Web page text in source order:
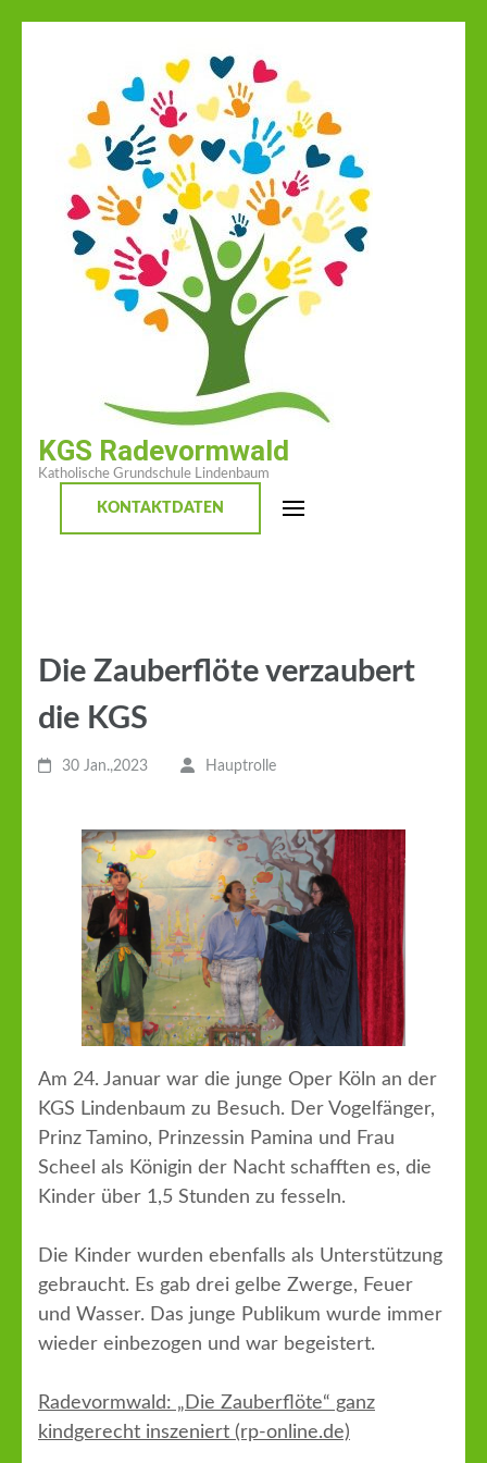
drücken)
KGS Radevormwald
Katholische Grundschule Lindenbaum
KONTAKTDATEN
Die Zauberflöte verzaubert
die KGS
30 Jan.,2023 Hauptrolle
Am 24. Januar war die junge Oper Köln an der
KGS Lindenbaum zu Besuch. Der Vogelfänger,
Prinz Tamino, Prinzessin Pamina und Frau
Scheel als Königin der Nacht schafften es, die
Kinder über 1,5 Stunden zu fesseln.
Die Kinder wurden ebenfalls als Unterstützung
gebraucht. Es gab drei gelbe Zwerge, Feuer
und Wasser. Das junge Publikum wurde immer
wieder einbezogen und war begeistert.
Radevormwald: „Die Zauberflöte“ ganz
kindgerecht inszeniert​ (rp-online.de)